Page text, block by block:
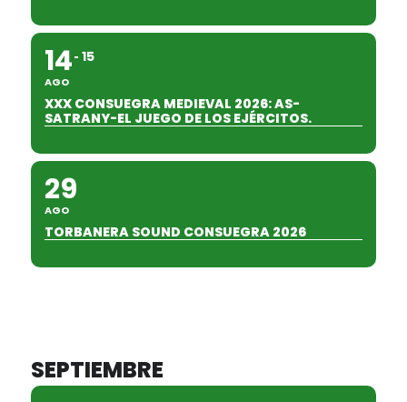
14
AGO
15
XXX CONSUEGRA MEDIEVAL 2026: AS-
SATRANY-EL JUEGO DE LOS EJÉRCITOS.
29
AGO
TORBANERA SOUND CONSUEGRA 2026
SEPTIEMBRE